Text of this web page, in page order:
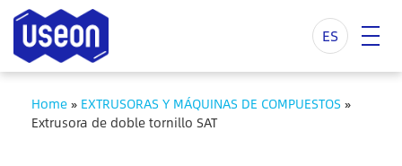
ES
Home» EXTRUSORAS Y MÁQUINAS DE COMPUESTOS »
Extrusora de doble tornillo SAT